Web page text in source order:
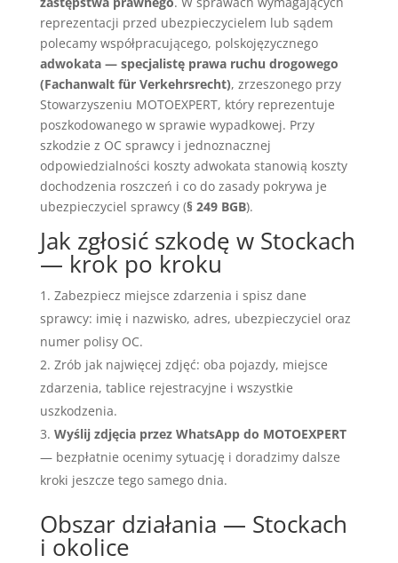
reprezentacji przed ubezpieczycielem lub sądem
polecamy współpracującego, polskojęzycznego
adwokata — specjalistę prawa ruchu drogowego
(Fachanwalt für Verkehrsrecht), zrzeszonego przy
Stowarzyszeniu MOTOEXPERT, który reprezentuje
poszkodowanego w sprawie wypadkowej. Przy
szkodzie z OC sprawcy i jednoznacznej
odpowiedzialności koszty adwokata stanowią koszty
dochodzenia roszczeń i co do zasady pokrywa je
ubezpieczyciel sprawcy (§ 249 BGB).
Jak zgłosić szkodę w Stockach
— krok po kroku
Zabezpiecz miejsce zdarzenia i spisz dane
sprawcy: imię i nazwisko, adres, ubezpieczyciel oraz
numer polisy OC.
Zrób jak najwięcej zdjęć: oba pojazdy, miejsce
zdarzenia, tablice rejestracyjne i wszystkie
uszkodzenia.
Wyślij zdjęcia przez WhatsApp do MOTOEXPERT
— bezpłatnie ocenimy sytuację i doradzimy dalsze
kroki jeszcze tego samego dnia.
Obszar działania — Stockach
i okolice